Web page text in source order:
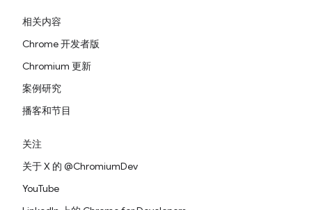
相关内容
Chrome 开发者版
Chromium 更新
案例研究
播客和节目
关注
关于 X 的 @ChromiumDev
YouTube